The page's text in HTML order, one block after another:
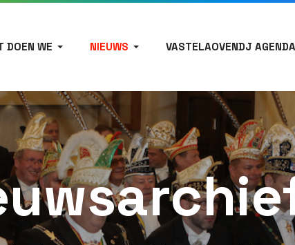
DOEN WE NIEUWS VASTELAOVENDJ AGENDA